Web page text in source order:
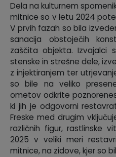
Dela na kulturnem
mitnice so v letu 2024
V prvih fazah so bila
sanacija obstoječih
zaščita objekta. Izvajalci
stenske in strešne dele,
z injektiranjem ter
so bile na veliko
ometov odkrite
ki jih je odgovorni
Freske med drugim
različnih figur, rastlinske
2025 v veliki meri
mitnice, na zidove, kjer so